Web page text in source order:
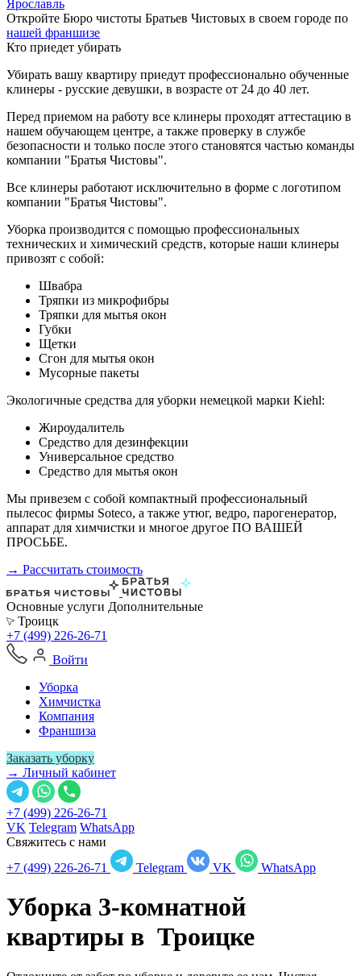
Ярославль
Откройте Бюро чистоты Братьев Чистовых в своем городе по
нашей франшизе
Кто приедет убирать
Убирать вашу квартиру приедут профессионально обученные
клинеры - русские девушки, в возрасте от 24 до 40 лет.
Перед приемом на работу все клинеры проходят аттестацию в
нашем обучающем центре, а также проверку в службе
безопасности и только после этого становятся частью команды
компании "Братья Чистовы".
Все клинеры работают исключительно в форме с логотипом
компании "Братья Чистовы".
Уборка производится с помощью профессиональных
технических и химический средств, которые наши клинеры
привозят с собой:
Швабра
Тряпки из микрофибры
Тряпки для мытья окон
Губки
Щетки
Сгон для мытья окон
Мусорные пакеты
Экологичные средства для уборки немецкой марки Kiehl:
Жироудалитель
Средство для дезинфекции
Универсальное средство
Средство для мытья окон
Мы привезем с собой компактный профессиональный
пылесос фирмы Soteco, а также утюг, ведро, парогенератор,
аппарат для химчистки и многое другое ПО ВАШЕЙ
ПРОСЬБЕ.
→ Рассчитать стоимость
Основные услуги Дополнительные
Троицк
+7 (499) 226-26-71
Войти
Уборка
Химчистка
Компания
Франшиза
Заказать уборку
→ Личный кабинет
+7 (499) 226-26-71
VK Telegram WhatsApp
Свяжитесь с нами
+7 (499) 226-26-71
Telegram VK WhatsApp
Уборка 3-комнатной
квартиры в Троицке